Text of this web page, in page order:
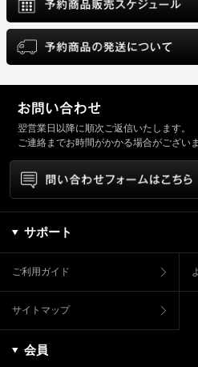
翌営業日以降に順次ご返信いたします。
ご連絡までお時間がかかる場合がござい
サポート
ご利用ガイド
サイトマップ
会員